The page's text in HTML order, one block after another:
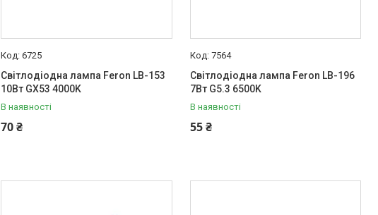
6725
Світлодіодна лампа Feron LB-153
10Вт GX53 4000K
В наявності
70 ₴
7564
Світлодіодна лампа Feron LB-196
7Вт G5.3 6500K
В наявності
55 ₴